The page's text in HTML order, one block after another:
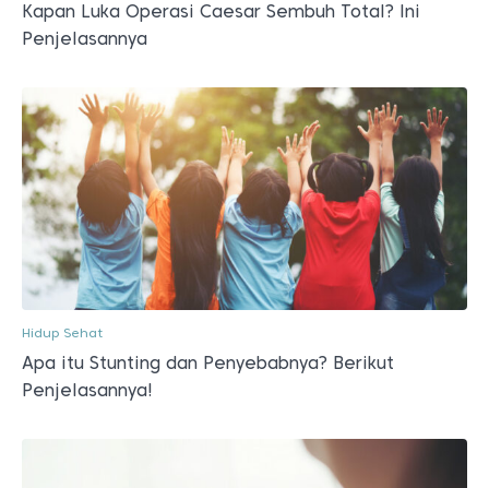
Kapan Luka Operasi Caesar Sembuh Total? Ini
Penjelasannya
Hidup Sehat
Apa itu Stunting dan Penyebabnya? Berikut
Penjelasannya!